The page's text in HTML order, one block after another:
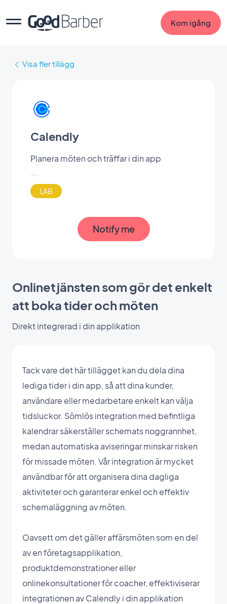
Kom igång
Visa fler tillägg
Calendly
Planera möten och träffar i din app
LAB
Notify me
Onlinetjänsten som gör det enkelt
att boka tider och möten
Direkt integrerad i din applikation
Tack vare det här tillägget kan du dela dina
lediga tider i din app, så att dina kunder,
användare eller medarbetare enkelt kan välja
tidsluckor. Sömlös integration med befintliga
kalendrar säkerställer schemats noggrannhet,
medan automatiska aviseringar minskar risken
för missade möten. Vår integration är mycket
användbar för att organisera dina dagliga
aktiviteter och garanterar enkel och effektiv
schemaläggning av möten.
Oavsett om det gäller affärsmöten som en del
av en företagsapplikation,
produktdemonstrationer eller
onlinekonsultationer för coacher, effektiviserar
integrationen av Calendly i din applikation